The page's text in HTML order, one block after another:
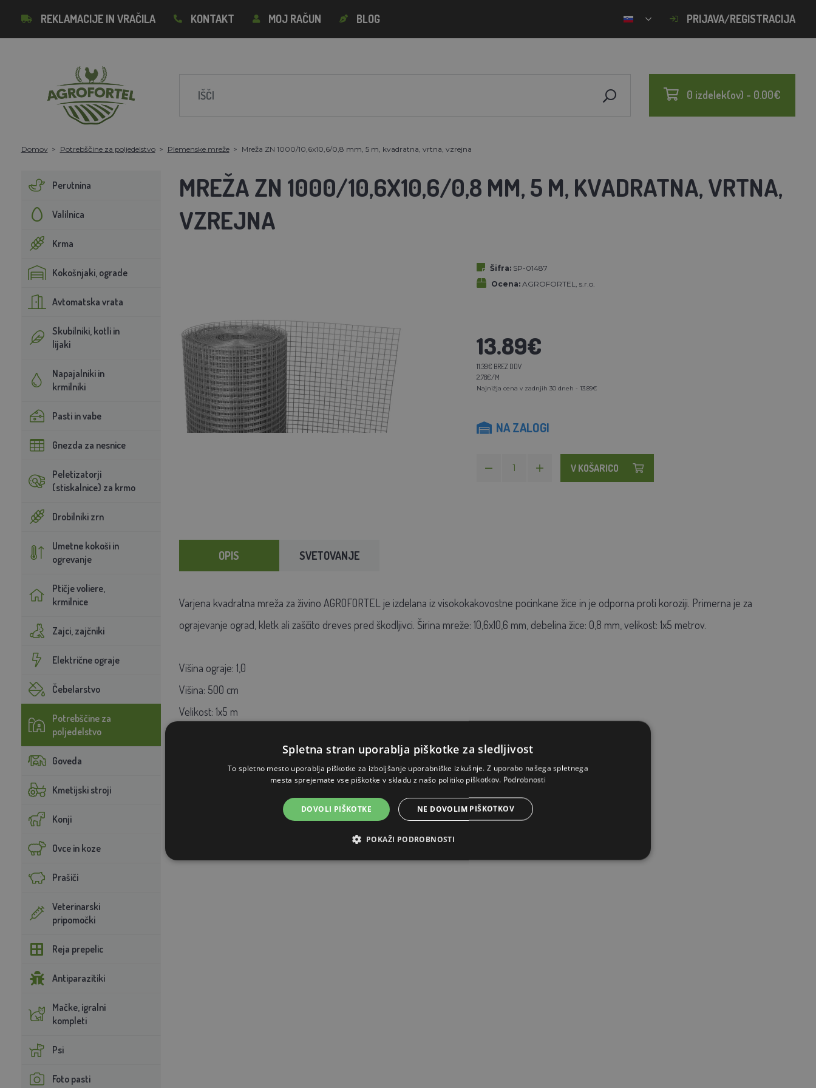
REKLAMACIJE IN VRAČILA KONTAKT MOJ RAČUN BLOG PRIJAVA/REGISTRACIJA
0 izdelek(ov) - 0.00€
Domov Potrebščine za poljedelstvo Plemenske mreže Mreža ZN 1000/10,6x10,6/0,8 mm, 5 m, kvadratna, vrtna, vzrejna
Perutnina
Valilnica
Krma
Kokošnjaki, ograde
Avtomatska vrata
Skubilniki, kotli in
lijaki
Napajalniki in
krmilniki
Pasti in vabe
Gnezda za nesnice
Peletizatorji
(stiskalnice) za krmo
Drobilniki zrn
Umetne kokoši in
ogrevanje
Ptičje voliere,
krmilnice
Zajci, zajčniki
Električne ograje
Čebelarstvo
Potrebščine za
poljedelstvo
Goveda
Kmetijski stroji
Konji
Ovce in koze
Prašiči
Veterinarski
pripomočki
Reja prepelic
Antiparazitiki
Mačke, igralni
kompleti
Psi
Foto pasti
MREŽA ZN 1000/10,6X10,6/0,8 MM, 5 M, KVADRATNA, VRTNA,
VZREJNA
Šifra: SP-01487
Ocena: AGROFORTEL, s.r.o.
13.89€
11.39€ BREZ DDV
2.78€/M
Najnižja cena v zadnjih 30 dneh - 13.89€
NA ZALOGI
V KOŠARICO
OPIS SVETOVANJE
Varjena kvadratna mreža za živino AGROFORTEL je izdelana iz visokokakovostne pocinkane žice in je odporna proti koroziji. Primerna je za
ograjevanje ograd, kletk ali zaščito dreves pred škodljivci. Širina mreže: 10,6x10,6 mm, debelina žice: 0,8 mm, velikost: 1x5 metrov.
Višina ograje: 1,0
Višina: 500 cm
Velikost: 1x5 m
mreža za živino
Spletna stran uporablja piškotke za sledljivost
To spletno mesto uporablja piškotke za izboljšanje uporabniške izkušnje. Z uporabo našega spletnega
mesta sprejemate vse piškotke v skladu z našo politiko piškotkov. Podrobnosti
DOVOLI PIŠKOTKE NE DOVOLIM PIŠKOTKOV
POKAŽI PODROBNOSTI